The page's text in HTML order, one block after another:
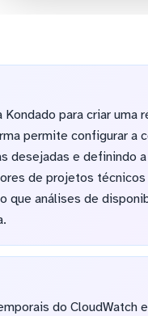
para criar uma
permite configurar a
desejadas e definindo
de projetos
que análises de
do CloudWatch